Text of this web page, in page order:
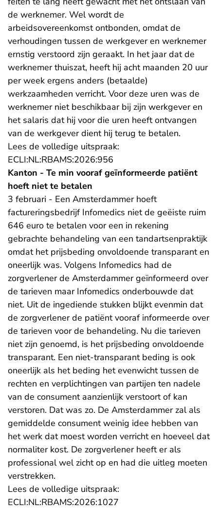
de werknemer. Wel wordt de
arbeidsovereenkomst ontbonden, omdat de
verhoudingen tussen de werkgever en werknemer
ernstig verstoord zijn geraakt. In het jaar dat de
werknemer thuiszat, heeft hij acht maanden 20 uur
per week ergens anders (betaalde)
werkzaamheden verricht. Voor deze uren was de
werknemer niet beschikbaar bij zijn werkgever en
het salaris dat hij voor die uren heeft ontvangen
van de werkgever dient hij terug te betalen.
Lees de volledige uitspraak:
ECLI:NL:RBAMS:2026:956
Kanton - Te min vooraf geïnformeerde patiënt
hoeft niet te betalen
3 februari - Een Amsterdammer hoeft
factureringsbedrijf Infomedics niet de geëiste ruim
646 euro te betalen voor een in rekening
gebrachte behandeling van een tandartsenpraktijk
omdat het prijsbeding onvoldoende transparant en
oneerlijk was. Volgens Infomedics had de
zorgverlener de Amsterdammer geïnformeerd over
de tarieven maar Infomedics onderbouwde dat
niet. Uit de ingediende stukken blijkt evenmin dat
de zorgverlener de patiënt vooraf informeerde over
de tarieven voor de behandeling. Nu die tarieven
niet zijn genoemd, is het prijsbeding onvoldoende
transparant. Een niet-transparant beding is ook
oneerlijk als het beding het evenwicht tussen de
rechten en verplichtingen van partijen ten nadele
van de consument aanzienlijk verstoort of kan
verstoren. Dat was zo. De Amsterdammer zal als
gemiddelde consument weinig idee hebben van
het werk dat moest worden verricht en hoeveel dat
normaliter kost. De zorgverlener heeft er als
professional wel zicht op en had die uitleg moeten
verstrekken.
Lees de volledige uitspraak:
ECLI:NL:RBAMS:2026:1027